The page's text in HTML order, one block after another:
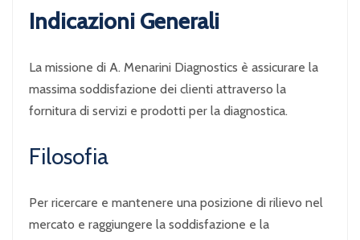
Indicazioni Generali
La missione di A. Menarini Diagnostics è assicurare la
massima soddisfazione dei clienti attraverso la
fornitura di servizi e prodotti per la diagnostica.
Filosofia
Per ricercare e mantenere una posizione di rilievo nel
mercato e raggiungere la soddisfazione e la